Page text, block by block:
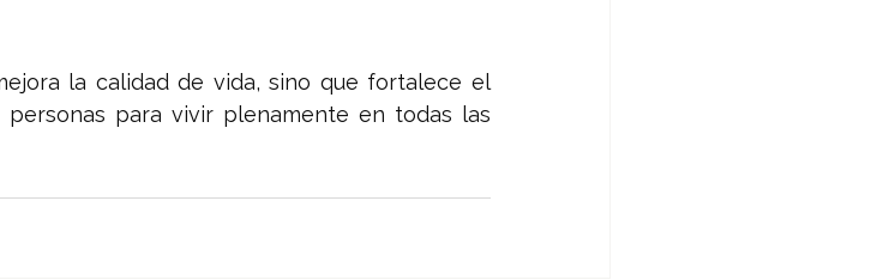
la calidad de vida, sino que fortalece el
para vivir plenamente en todas las